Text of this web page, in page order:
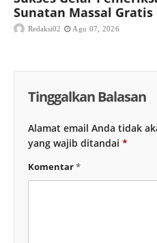
Sunatan Massal Gratis
Redaksi02 Agu 07, 2026
Tinggalkan Balasan
Alamat email Anda tidak
yang wajib ditandai *
Komentar*